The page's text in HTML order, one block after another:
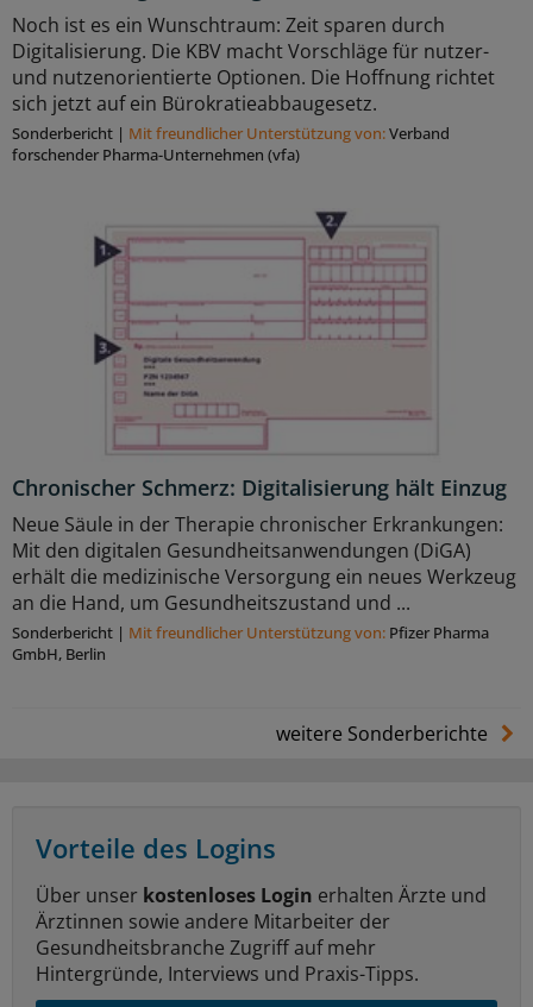
Noch ist es ein Wunschtraum: Zeit sparen durch
Digitalisierung. Die KBV macht Vorschläge für nutzer-
und nutzenorientierte Optionen. Die Hoffnung richtet
sich jetzt auf ein Bürokratieabbaugesetz.
Sonderbericht | Mit freundlicher Unterstützung von:Verband
forschender Pharma-Unternehmen (vfa)
Chronischer Schmerz: Digitalisierung hält Einzug
Neue Säule in der Therapie chronischer Erkrankungen:
Mit den digitalen Gesundheitsanwendungen (DiGA)
erhält die medizinische Versorgung ein neues Werkzeug
an die Hand, um Gesundheitszustand und ...
Sonderbericht | Mit freundlicher Unterstützung von: Pfizer Pharma
GmbH, Berlin
weitere Sonderberichte
Vorteile des Logins
Über unser kostenloses Login erhalten Ärzte und
Ärztinnen sowie andere Mitarbeiter der
Gesundheitsbranche Zugriff auf mehr
Hintergründe, Interviews und Praxis-Tipps.